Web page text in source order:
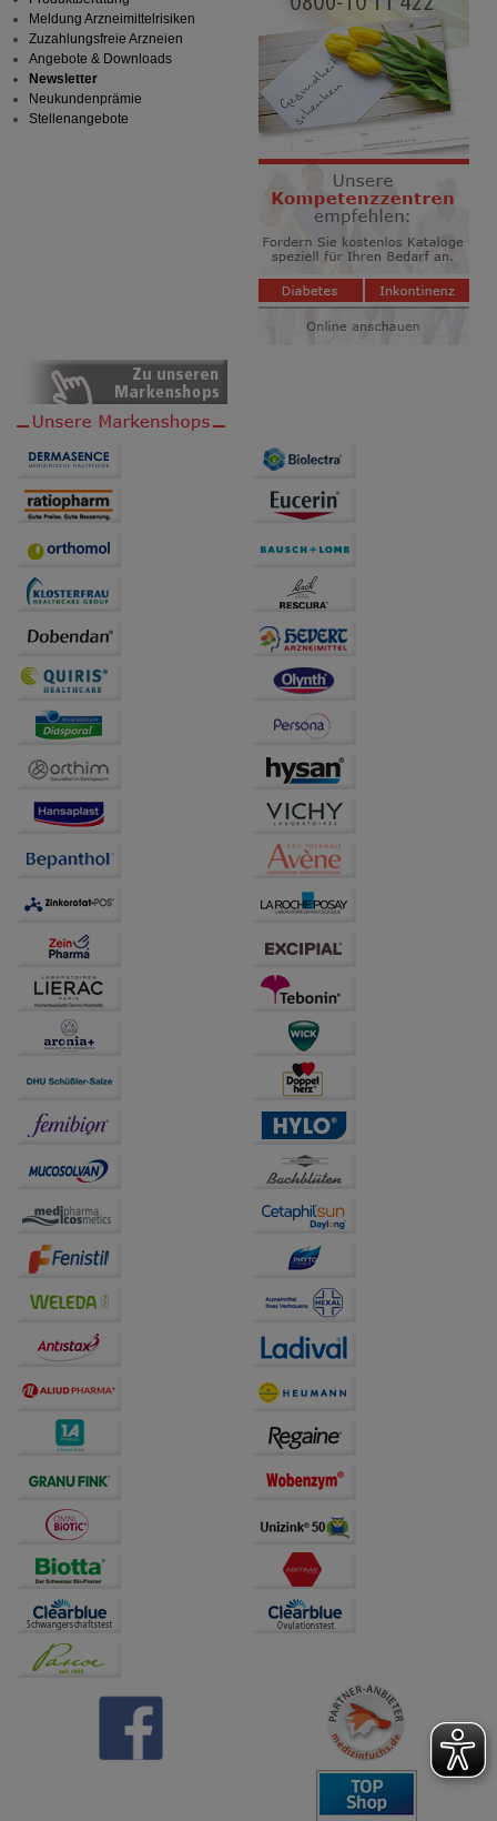
Meldung Arzneimittelrisiken
Zuzahlungsfreie Arzneien
Angebote & Downloads
Newsletter
Neukundenprämie
Stellenangebote